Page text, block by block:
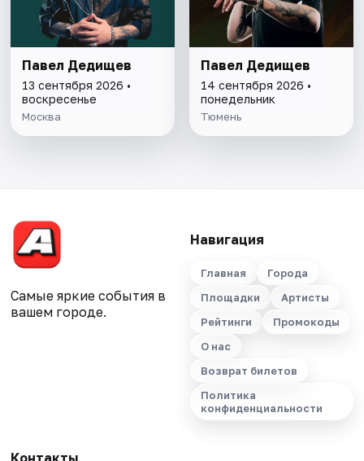
Павел Дедищев
13 сентября 2026 •
воскресенье
Москва
Павел Дедищев
14 сентября 2026 •
понедельник
Тюмень
Самые яркие события в
вашем городе.
Навигация
Главная
Города
Площадки
Артисты
Рейтинги
Промокоды
О нас
Возврат билетов
Политика
конфиденциальности